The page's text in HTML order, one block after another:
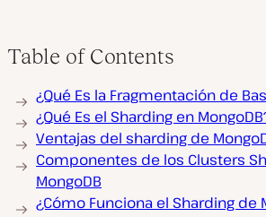
Table of Contents
¿Qué Es la Fragmentación de
¿Qué Es el Sharding en
Ventajas del sharding de
Componentes de los Clusters
MongoDB
¿Cómo Funciona el Sharding de